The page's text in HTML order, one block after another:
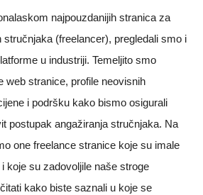
najpouzdanijih stranica za
stručnjaka (freelancer), pregledali smo i
u industriji. Temeljito smo
web stranice, profile neovisnih
i podršku kako bismo osigurali
postupak angažiranja stručnjaka. Na
one freelance stranice koje su imale
koje su zadovoljile naše stroge
kako biste saznali u koje se